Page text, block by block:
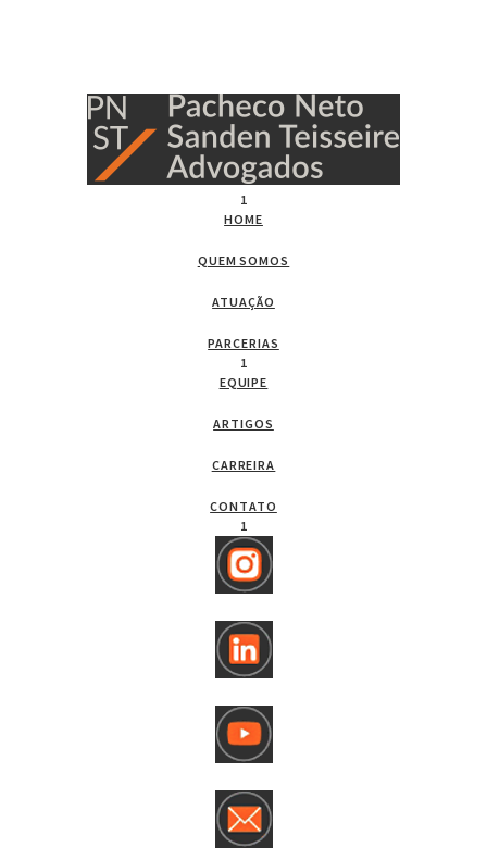
1
HOME
QUEM SOMOS
ATUAÇÃO
PARCERIAS
1
EQUIPE
ARTIGOS
CARREIRA
CONTATO
1